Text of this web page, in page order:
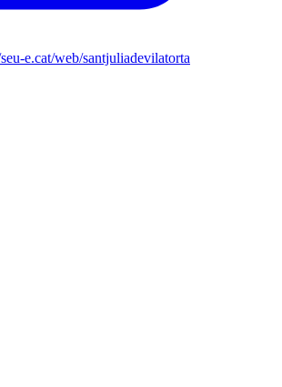
e.cat/web/santjuliadevilatorta